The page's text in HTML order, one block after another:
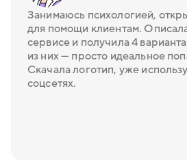
Занимаюсь психологией,
для помощи клиентам.
сервисе и получила 4
из них — просто идеальное
Скачала логотип, уже
соцсетях.